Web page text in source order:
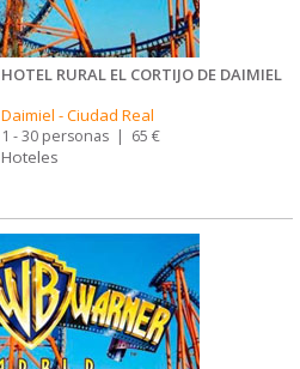
HOTEL RURAL EL CORTIJO DE DAIMIEL
Daimiel -Ciudad Real
1 - 30 personas | 65 €
Hoteles